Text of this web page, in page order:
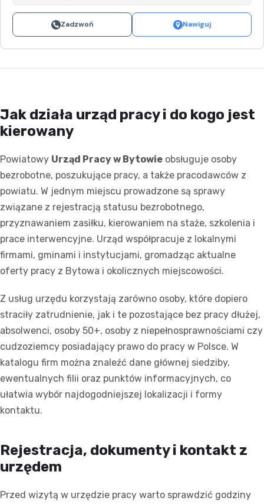
Zadzwoń Nawiguj
Jak działa urząd pracy i do kogo jest
kierowany
Powiatowy Urząd Pracy w Bytowie obsługuje osoby
bezrobotne, poszukujące pracy, a także pracodawców z
powiatu. W jednym miejscu prowadzone są sprawy
związane z rejestracją statusu bezrobotnego,
przyznawaniem zasiłku, kierowaniem na staże, szkolenia i
prace interwencyjne. Urząd współpracuje z lokalnymi
firmami, gminami i instytucjami, gromadząc aktualne
oferty pracy z Bytowa i okolicznych miejscowości.
Z usług urzędu korzystają zarówno osoby, które dopiero
straciły zatrudnienie, jak i te pozostające bez pracy dłużej,
absolwenci, osoby 50+, osoby z niepełnosprawnościami czy
cudzoziemcy posiadający prawo do pracy w Polsce. W
katalogu firm można znaleźć dane głównej siedziby,
ewentualnych filii oraz punktów informacyjnych, co
ułatwia wybór najdogodniejszej lokalizacji i formy
kontaktu.
Rejestracja, dokumenty i kontakt z
urzędem
Przed wizytą w urzędzie pracy warto sprawdzić godziny